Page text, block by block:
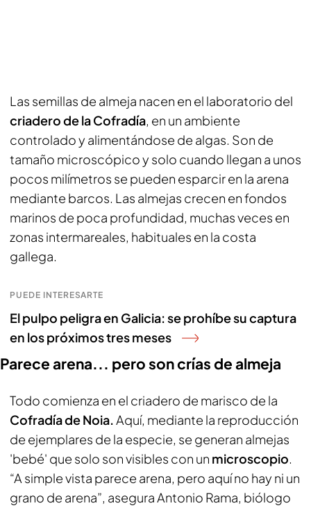
Las semillas de almeja nacen en el laboratorio del
criadero de la Cofradía, en un ambiente
controlado y alimentándose de algas. Son de
tamaño microscópico y solo cuando llegan a unos
pocos milímetros se pueden esparcir en la arena
mediante barcos. Las almejas crecen en fondos
marinos de poca profundidad, muchas veces en
zonas intermareales, habituales en la costa
gallega.
PUEDE INTERESARTE
El pulpo peligra en Galicia: se prohíbe su captura
en los próximos tres meses
Parece arena... pero son crías de almeja
Todo comienza en el criadero de marisco de la
Cofradía de Noia.Aquí, mediante la reproducción
de ejemplares de la especie, se generan almejas
'bebé' que solo son visibles con un microscopio.
“A simple vista parece arena, pero aquí no hay ni un
grano de arena”, asegura Antonio Rama, biólogo